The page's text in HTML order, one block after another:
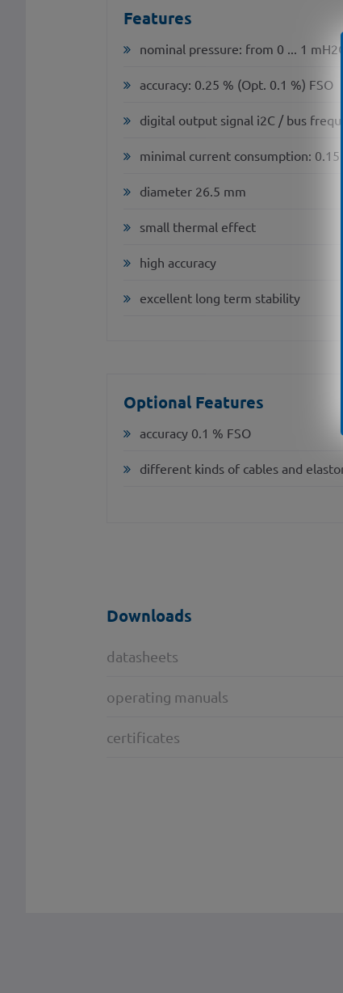
Features
nominal pressure: from 0 ... 1
accuracy: 0.25 % (Opt. 0.1 %) FSO
digital output signal i2C / bus
minimal current consumption: 0.15
diameter 26.5 mm
small thermal effect
high accuracy
excellent long term stability
Optional Features
accuracy 0.1 % FSO
different kinds of cables and
Downloads
datasheets
operating manuals
certificates